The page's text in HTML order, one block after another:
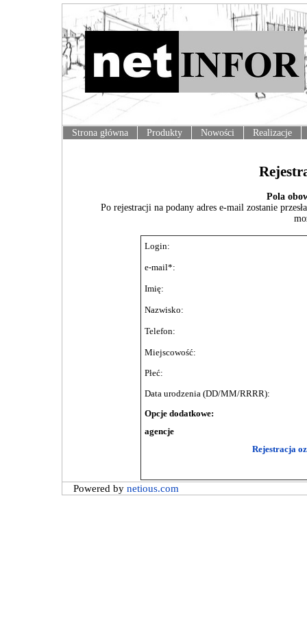
Strona główna Produkty Nowości Realizacje
Pola
Po rejestracji na podany adres e-mail zostanie
Login:
e-mail*:
Imię:
Nazwisko:
Telefon:
Miejscowość:
Płeć:
Data urodzenia (DD/MM/RRRR):
Opcje dodatkowe:
agencje
Rejestracja
Powered by netious.com